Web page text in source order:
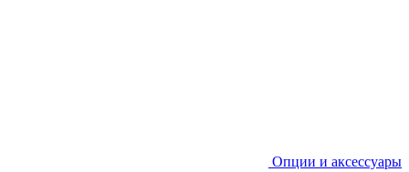
Опции и аксессуары